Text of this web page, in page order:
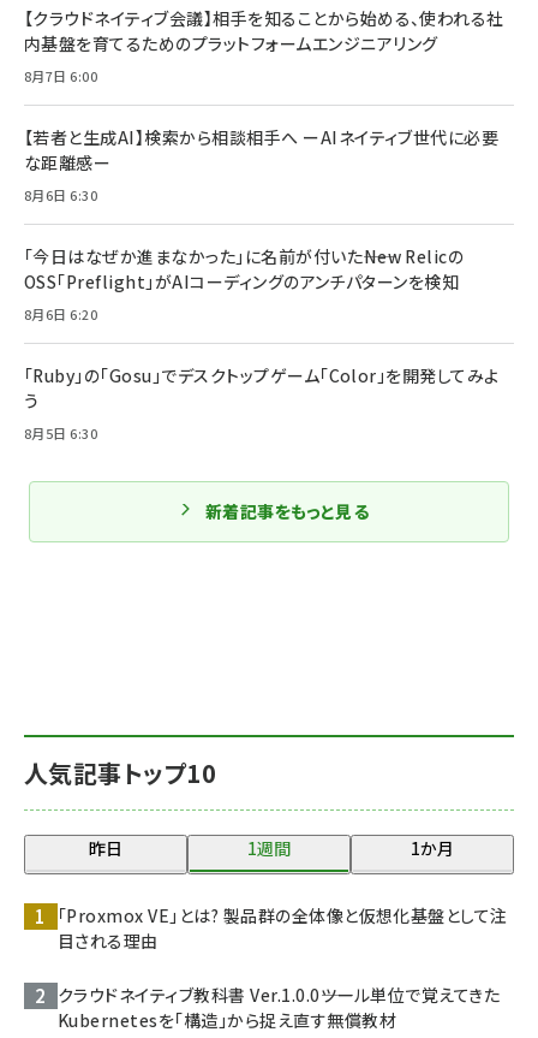
人気記事トップ10
昨日 1週間 1か月
「Proxmox VE」とは? 製品群の全体像と仮想化基盤として注
目される理由
クラウドネイティブ教科書 Ver.1.0.0――ツール単位で覚えてきた
Kubernetesを「構造」から捉え直す無償教材
【クラウドネイティブ会議】相手を知ることから始める、使われる社
内基盤を育てるためのプラットフォームエンジニアリング
8月7日 6:00
【若者と生成AI】検索から相談相手へ ーAIネイティブ世代に必要
な距離感ー
8月6日 6:30
「今日はなぜか進まなかった」に名前が付いた――New Relicの
OSS「Preflight」がAIコーディングのアンチパターンを検知
8月6日 6:20
「Ruby」の「Gosu」でデスクトップゲーム「Color」を開発してみよ
う
8月5日 6:30
新着記事をもっと見る